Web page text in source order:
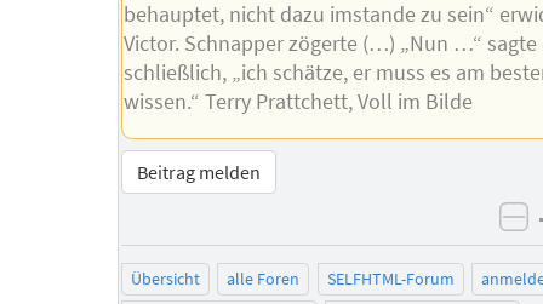
behauptet, nicht dazu imstande zu sein“
Victor. Schnapper zögerte (…) „Nun …“ sagte
schließlich, „ich schätze, er muss es am
wissen.“ Terry Prattchett, Voll im Bilde
Beitrag melden
Übersicht alle Foren SELFHTML-Forum